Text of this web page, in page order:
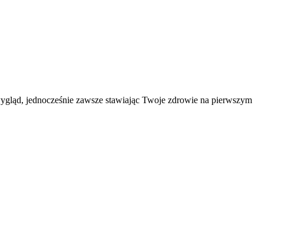
jednocześnie zawsze stawiając Twoje zdrowie na pierwszym